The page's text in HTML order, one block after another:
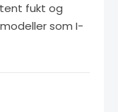
fukt og
som I-